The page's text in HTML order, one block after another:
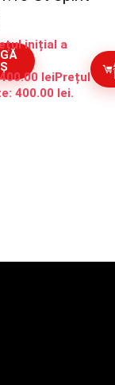
inițial a
400.00 leiPrețul
400.00 lei.